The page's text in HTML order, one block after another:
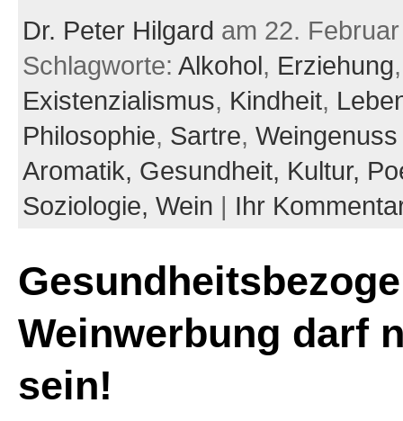
Dr. Peter Hilgard am 22.
Schlagworte: Alkohol, Erziehung,
Existenzialismus, Kindheit,
Philosophie, Sartre, Weingenuss
Aromatik, Gesundheit, Kultur,
Soziologie, Wein | Ihr
Weinwerbung darf
sein!